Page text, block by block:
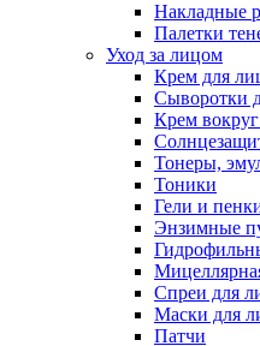
Накладные
Палетки
Уход за лицом
Крем для
Сыворотки
Крем вокруг
Тонеры,
Тоники
Гели и
Энзимные
Спреи для
Маски для
Патчи